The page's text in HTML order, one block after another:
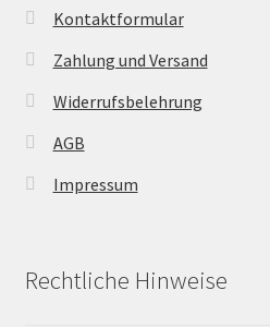
Kontaktformular
Zahlung und Versand
Widerrufsbelehrung
AGB
Impressum
Rechtliche Hinweise